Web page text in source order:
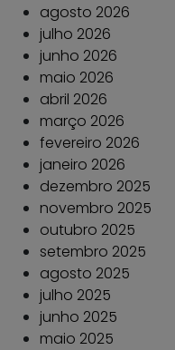
agosto 2026
julho 2026
junho 2026
maio 2026
abril 2026
março 2026
fevereiro 2026
janeiro 2026
dezembro 2025
novembro 2025
outubro 2025
setembro 2025
agosto 2025
julho 2025
junho 2025
maio 2025